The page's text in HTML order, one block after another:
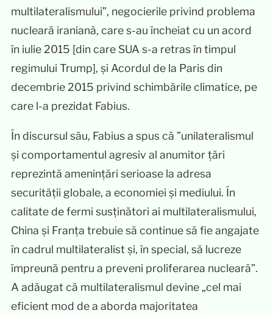
multilateralismului”, negocierile privind problema
nucleară iraniană, care s-au încheiat cu un acord
în iulie 2015 [din care SUA s-a retras în timpul
regimului Trump], și Acordul de la Paris din
decembrie 2015 privind schimbările climatice, pe
care l-a prezidat Fabius.
În discursul său, Fabius a spus că ”unilateralismul
și comportamentul agresiv al anumitor țări
reprezintă amenințări serioase la adresa
securității globale, a economiei și mediului. În
calitate de fermi susținători ai multilateralismului,
China și Franța trebuie să continue să fie angajate
în cadrul multilateralist și, în special, să lucreze
împreună pentru a preveni proliferarea nucleară”.
A adăugat că multilateralismul devine „cel mai
eficient mod de a aborda majoritatea